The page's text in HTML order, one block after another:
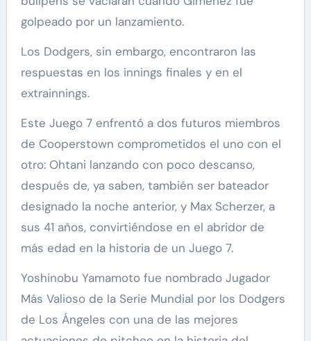
golpeado por un lanzamiento.
Los Dodgers, sin embargo, encontraron las
respuestas en los innings finales y en el
extrainnings.
Este Juego 7 enfrentó a dos futuros miembros
de Cooperstown comprometidos el uno con el
otro: Ohtani lanzando con poco descanso,
después de, ya saben, también ser bateador
designado la noche anterior, y Max Scherzer, a
sus 41 años, convirtiéndose en el abridor de
más edad en la historia de un Juego 7.
Yoshinobu Yamamoto fue nombrado Jugador
Más Valioso de la Serie Mundial por los Dodgers
de Los Ángeles con una de las mejores